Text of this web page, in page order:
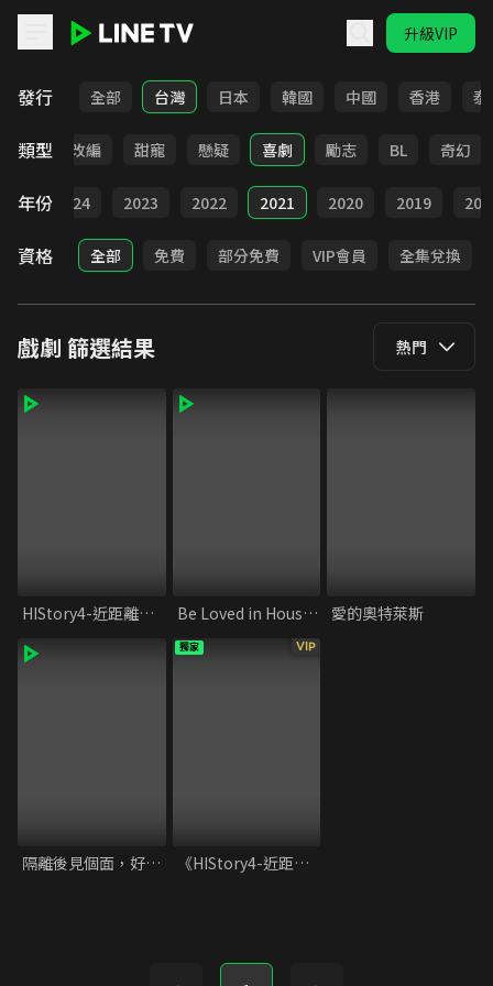
升級VIP
發行 全部 台灣 日本 韓國 中國 香港 泰
類型
都會 改編 甜寵 懸疑 喜劇 勵志 BL 奇幻
年份 2024 2023 2022 2021 2020 2019
資格 全部 免費 部分免費 VIP會員 全集兌換
戲劇 篩選結果 熱門
HIStory4-近距離愛上你 Be Loved in House 約·定-I Do 愛的奧特萊斯
隔離後見個面，好嗎？
VIP
獨家
《HIStory4-近距離愛上你》幕後花絮